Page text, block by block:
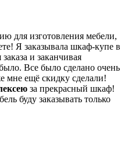
для изготовления мебели,
Я заказывала шкаф-купе в
и заканчивая
Все было сделано очень
мне ещё скидку сделали!
за прекрасный шкаф!
буду заказывать только